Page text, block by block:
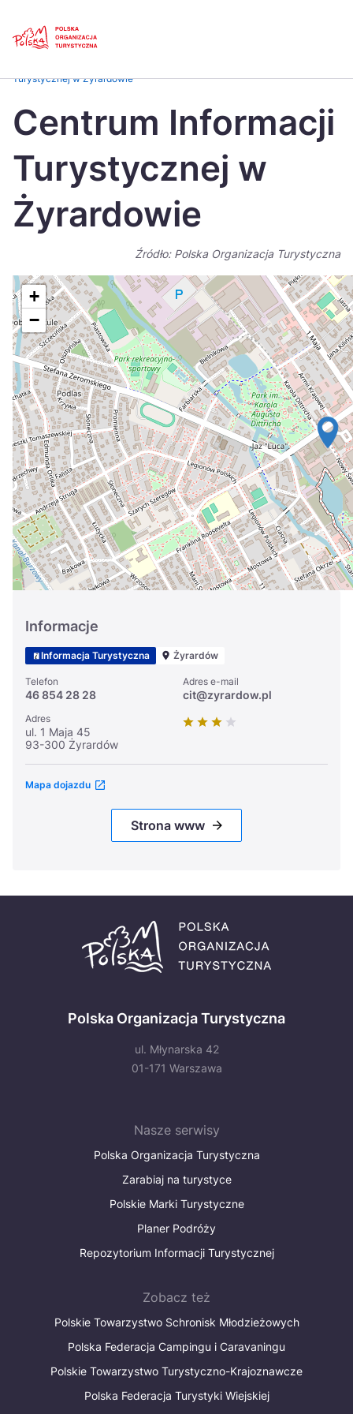
Česká
Dansk
Español
Italiano
日本
Português
Suomi
Україна
Zamknij
Turystycznej w Żyrardowie
Centrum Informacji
Turystycznej w
Żyrardowie
Źródło: Polska Organizacja Turystyczna
+
−
Informacje
Informacja Turystyczna Żyrardów
Telefon
46 854 28 28
Adres e-mail
cit@zyrardow.pl
Adres
ul. 1 Maja 45
93-300 Żyrardów
Mapa dojazdu
Strona www
Polska Organizacja Turystyczna
ul. Młynarska 42
01-171 Warszawa
Nasze serwisy
Polska Organizacja Turystyczna
Zarabiaj na turystyce
Polskie Marki Turystyczne
Planer Podróży
Repozytorium Informacji Turystycznej
Zobacz też
Polskie Towarzystwo Schronisk Młodzieżowych
Polska Federacja Campingu i Caravaningu
Polskie Towarzystwo Turystyczno-Krajoznawcze
Polska Federacja Turystyki Wiejskiej